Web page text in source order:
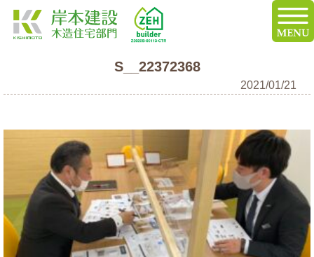
S__22372368
2021/01/21